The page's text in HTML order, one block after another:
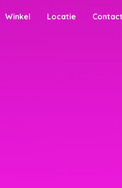
Winkel Locatie Contact